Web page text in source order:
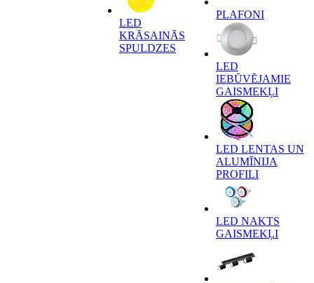
LED
KRĀSAINĀS
SPULDZES
PLAFONI
LED
IEBŪVĒJAMIE
GAISMEKĻI
LED LENTAS UN
ALUMĪNIJA
PROFILI
LED NAKTS
GAISMEKĻI